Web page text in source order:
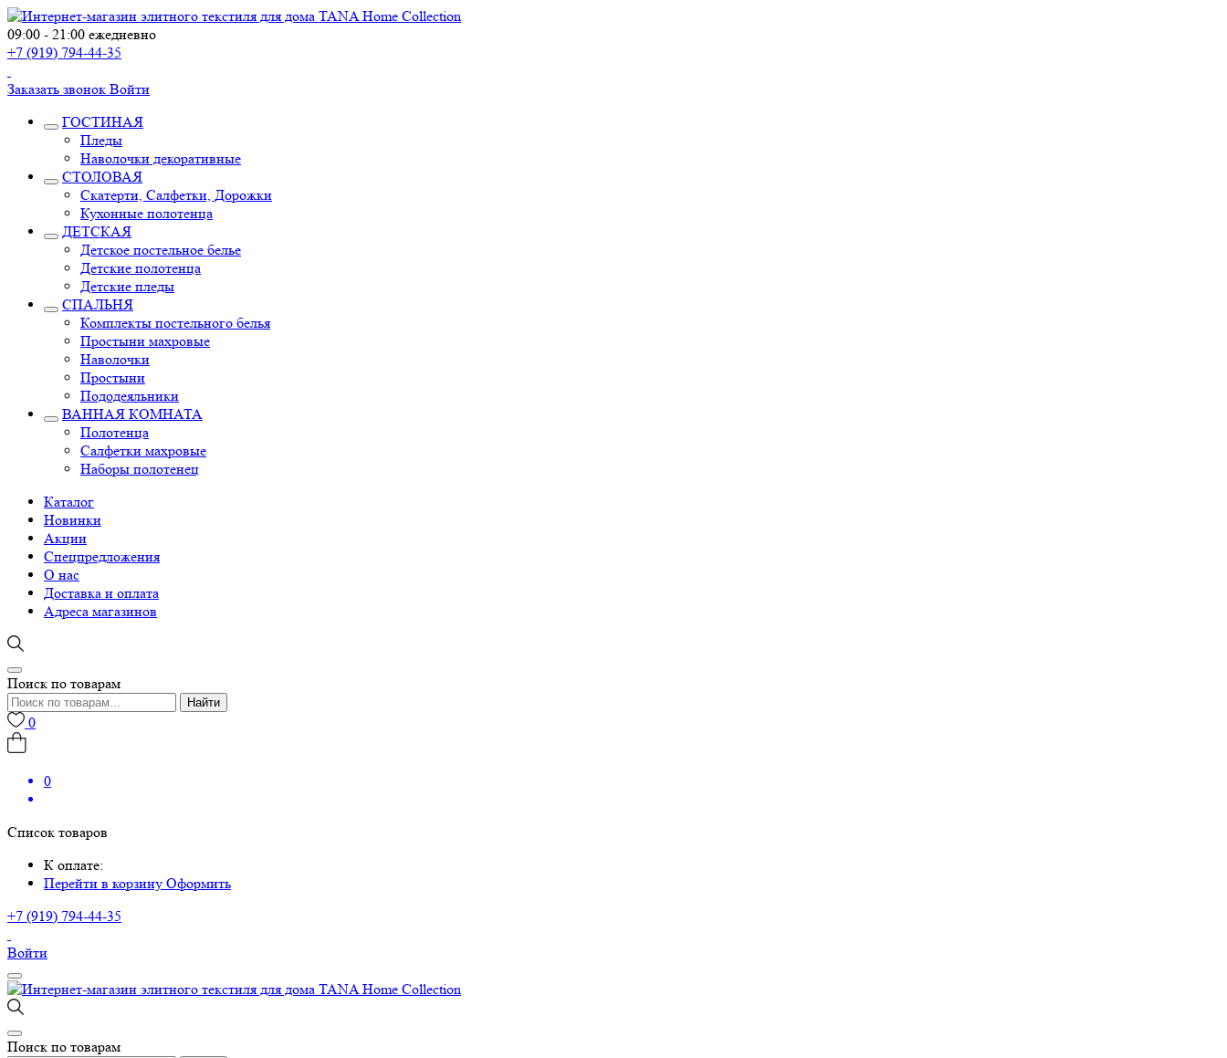
09:00 - 21:00 ежедневно
+7 (919) 794-44-35
Заказать звонок Войти
ГОСТИНАЯ
Пледы
Наволочки декоративные
СТОЛОВАЯ
Скатерти, Салфетки, Дорожки
Кухонные полотенца
ДЕТСКАЯ
Детское постельное белье
Детские полотенца
Детские пледы
СПАЛЬНЯ
Комплекты постельного белья
Простыни махровые
Наволочки
Простыни
Пододеяльники
ВАННАЯ КОМНАТА
Полотенца
Салфетки махровые
Наборы полотенец
Каталог
Новинки
Акции
Спецпредложения
О нас
Доставка и оплата
Адреса магазинов
Поиск по товарам
Найти
0
0
Список товаров
К оплате:
Перейти в корзину Оформить
+7 (919) 794-44-35
Войти
Поиск по товарам